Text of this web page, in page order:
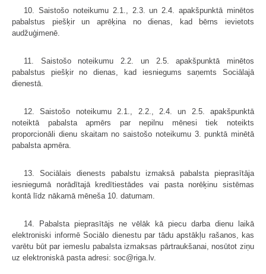
10. Saistošo noteikumu 2.1., 2.3. un 2.4. apakšpunktā minētos
pabalstus piešķir un aprēķina no dienas, kad bērns ievietots
audžuģimenē.
11. Saistošo noteikumu 2.2. un 2.5. apakšpunktā minētos
pabalstus piešķir no dienas, kad iesniegums saņemts Sociālajā
dienestā.
12. Saistošo noteikumu 2.1., 2.2., 2.4. un 2.5. apakšpunktā
noteiktā pabalsta apmērs par nepilnu mēnesi tiek noteikts
proporcionāli dienu skaitam no saistošo noteikumu 3. punktā minētā
pabalsta apmēra.
13. Sociālais dienests pabalstu izmaksā pabalsta pieprasītāja
iesniegumā norādītajā kredītiestādes vai pasta norēķinu sistēmas
kontā līdz nākamā mēneša 10. datumam.
14. Pabalsta pieprasītājs ne vēlāk kā piecu darba dienu laikā
elektroniski informē Sociālo dienestu par tādu apstākļu rašanos, kas
varētu būt par iemeslu pabalsta izmaksas pārtraukšanai, nosūtot ziņu
uz elektroniskā pasta adresi: soc@riga.lv.